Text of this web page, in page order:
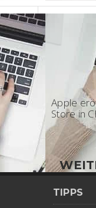
08:30 -
Apple
Store in
TIPPS